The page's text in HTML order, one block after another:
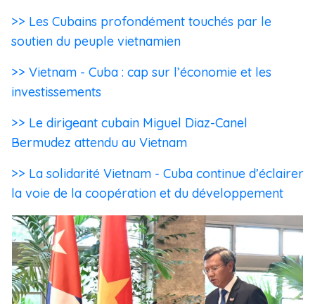
>> Les Cubains profondément touchés par le
soutien du peuple vietnamien
>> Vietnam - Cuba : cap sur l’économie et les
investissements
>> Le dirigeant cubain Miguel Diaz-Canel
Bermudez attendu au Vietnam
>> La solidarité Vietnam - Cuba continue d’éclairer
la voie de la coopération et du développement